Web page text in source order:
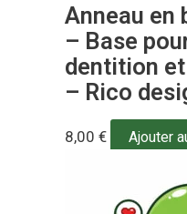
Anneau en
– Base
dentition
– Rico
8,00 € Ajouter